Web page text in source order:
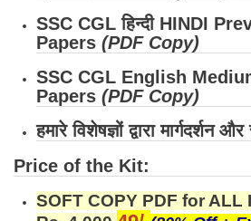
SSC CGL हिन्दी HINDI
Papers (PDF Copy)
SSC CGL English
Papers (PDF Copy)
हमारे विशेषज्ञों द्वारा मार्गदर्शन
Price of the Kit:
SOFT COPY PDF for ALL